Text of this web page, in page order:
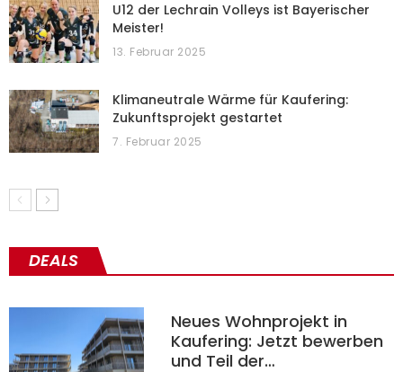
U12 der Lechrain Volleys ist Bayerischer
Meister!
13. Februar 2025
Klimaneutrale Wärme für Kaufering:
Zukunftsprojekt gestartet
7. Februar 2025
DEALS
Neues Wohnprojekt in
Kaufering: Jetzt bewerben
und Teil der…